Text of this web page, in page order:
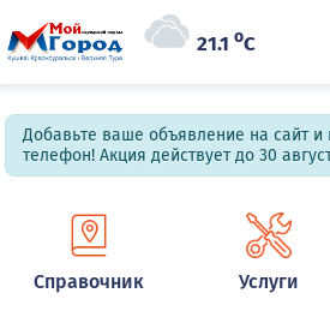
21.1oC
Добавьте ваше объявление на сайт и
телефон! Акция действует до 30
Справочник Услуги